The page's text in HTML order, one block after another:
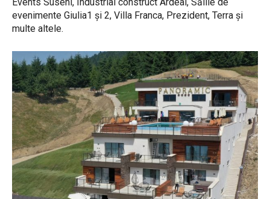
evenimente Giulia1 și 2, Villa Franca, Prezident, Terra și
multe altele.